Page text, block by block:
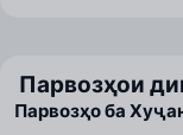
Парвозҳои
Парвозҳо ба